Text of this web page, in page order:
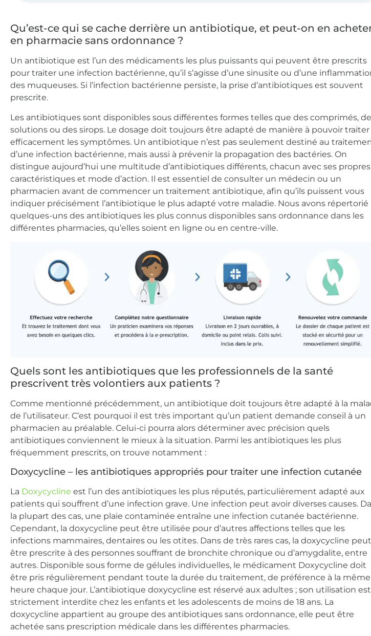
Qu’est-ce qui se cache derrière un antibiotique, et peut-on en
en pharmacie sans ordonnance ?
Un antibiotique est l’un des médicaments les plus puissants qui peuvent être prescrits
pour traiter une infection bactérienne, qu’il s’agisse d’une sinusite ou d’une
des muqueuses. Si l’infection bactérienne persiste, la prise d’antibiotiques est souvent
prescrite.
Les antibiotiques sont disponibles sous différentes formes telles que des comprimés,
solutions ou des sirops. Le dosage doit toujours être adapté de manière à pouvoir traiter
efficacement les symptômes. Un antibiotique n’est pas seulement destiné au
d’une infection bactérienne, mais aussi à prévenir la propagation des bactéries. On
distingue aujourd’hui une multitude d’antibiotiques différents, chacun avec ses propres
caractéristiques et mode d’action. Il est essentiel de consulter un médecin ou un
pharmacien avant de commencer un traitement antibiotique, afin qu’ils puissent vous
indiquer précisément l’antibiotique le plus adapté votre maladie. Nous avons répertorié
quelques-uns des antibiotiques les plus connus disponibles sans ordonnance dans les
différentes pharmacies, qu’elles soient en ligne ou en centre-ville.
Quels sont les antibiotiques que les professionnels de la santé
prescrivent très volontiers aux patients ?
Comme mentionné précédemment, un antibiotique doit toujours être adapté à la
de l’utilisateur. C’est pourquoi il est très important qu’un patient demande conseil à un
pharmacien au préalable. Celui-ci pourra alors déterminer avec précision quels
antibiotiques conviennent le mieux à la situation. Parmi les antibiotiques les plus
fréquemment prescrits, on trouve notamment :
Doxycycline – les antibiotiques appropriés pour traiter une infection cutanée
La Doxycycline est l’un des antibiotiques les plus réputés, particulièrement adapté aux
patients qui souffrent d’une infection grave. Une infection peut avoir diverses causes.
la plupart des cas, une plaie contaminée entraîne une infection cutanée bactérienne.
Cependant, la doxycycline peut être utilisée pour d’autres affections telles que les
infections mammaires, dentaires ou les otites. Dans de très rares cas, la doxycycline peut
être prescrite à des personnes souffrant de bronchite chronique ou d’amygdalite, entre
autres. Disponible sous forme de gélules individuelles, le médicament Doxycycline doit
être pris régulièrement pendant toute la durée du traitement, de préférence à la même
heure chaque jour. L’antibiotique doxycycline est réservé aux adultes ; son utilisation est
strictement interdite chez les enfants et les adolescents de moins de 18 ans. La
doxycycline appartient au groupe des antibiotiques sans ordonnance, elle peut être
achetée sans prescription médicale dans les différentes pharmacies.